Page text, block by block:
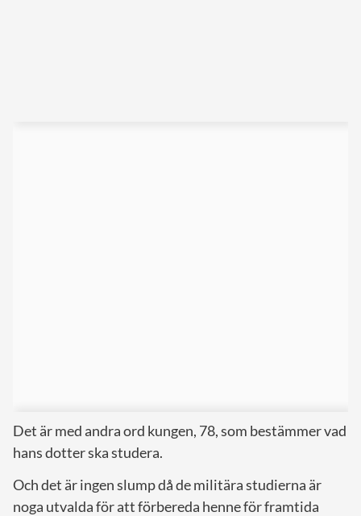
Det är med andra ord kungen, 78, som bestämmer vad
hans dotter ska studera.
Och det är ingen slump då de militära studierna är
noga utvalda för att förbereda henne för framtida